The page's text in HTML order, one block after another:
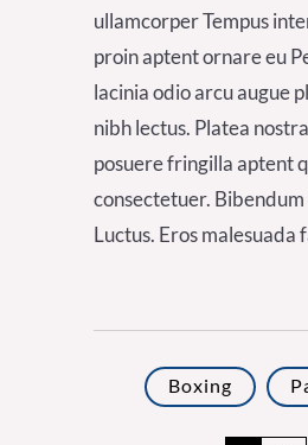
ullamcorper Tempus
proin aptent ornare eu
lacinia odio arcu augue
nibh lectus. Platea
posuere fringilla aptent
consectetuer.
Luctus. Eros malesuada
Boxing